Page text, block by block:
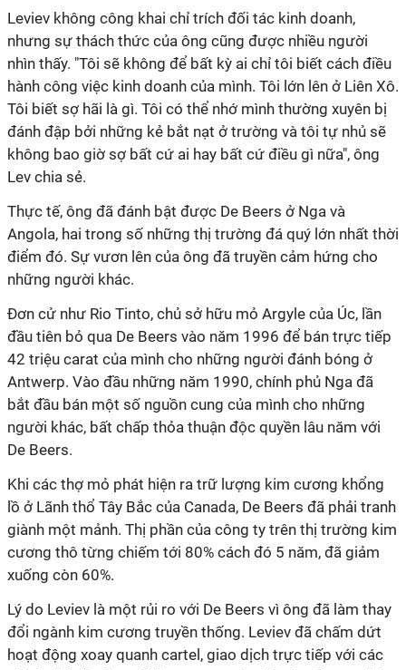
Leviev không công khai chỉ trích đối tác kinh doanh,
nhưng sự thách thức của ông cũng được nhiều người
nhìn thấy. "Tôi sẽ không để bất kỳ ai chỉ tôi biết cách điều
hành công việc kinh doanh của mình. Tôi lớn lên ở Liên Xô.
Tôi biết sợ hãi là gì. Tôi có thể nhớ mình thường xuyên bị
đánh đập bởi những kẻ bắt nạt ở trường và tôi tự nhủ sẽ
không bao giờ sợ bất cứ ai hay bất cứ điều gì nữa", ông
Lev chia sẻ.
Thực tế, ông đã đánh bật được De Beers ở Nga và
Angola, hai trong số những thị trường đá quý lớn nhất thời
điểm đó. Sự vươn lên của ông đã truyền cảm hứng cho
những người khác.
Đơn cử như Rio Tinto, chủ sở hữu mỏ Argyle của Úc, lần
đầu tiên bỏ qua De Beers vào năm 1996 để bán trực tiếp
42 triệu carat của mình cho những người đánh bóng ở
Antwerp. Vào đầu những năm 1990, chính phủ Nga đã
bắt đầu bán một số nguồn cung của mình cho những
người khác, bất chấp thỏa thuận độc quyền lâu năm với
De Beers.
Khi các thợ mỏ phát hiện ra trữ lượng kim cương khổng
lồ ở Lãnh thổ Tây Bắc của Canada, De Beers đã phải tranh
giành một mảnh. Thị phần của công ty trên thị trường kim
cương thô từng chiếm tới 80% cách đó 5 năm, đã giảm
xuống còn 60%.
Lý do Leviev là một rủi ro với De Beers vì ông đã làm thay
đổi ngành kim cương truyền thống. Leviev đã chấm dứt
hoạt động xoay quanh cartel, giao dịch trực tiếp với các